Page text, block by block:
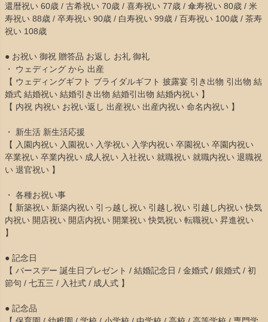
還暦祝い 60歳 / 古希祝い 70歳 / 喜寿祝い 77歳 / 傘寿祝い 80歳 / 米
寿祝い 88歳 / 卒寿祝い 90歳 / 白寿祝い 99歳 / 百寿祝い 100歳 / 茶寿
祝い 108歳
● お祝い 御祝 贈答品 お返し お礼 御礼
・ ウェディング から 出産
【 ウェディングギフト ブライダルギフト 披露宴 引き出物 引出物 結
婚式 結婚祝い 結婚引き出物 結婚引出物 結婚内祝い 】
【 内祝 内祝い お祝い返し 出産祝い 出産内祝い 命名内祝い 】
・ 新生活 新生活応援
【 入園内祝い 入園祝い 入学祝い 入学内祝い 卒園祝い 卒園内祝い
卒業祝い 卒業内祝い 成人祝い 入社祝い 就職祝い 就職内祝い 退職祝
い 退官祝い 】
・ 各種お祝い事
【 新築祝い 新築内祝い 引っ越し祝い 引越し祝い 引越し内祝い 快気
内祝い 開店祝い 開店内祝い 開業祝い 快気祝い 転職祝い 昇進祝い
】
● 記念日
【 バースデー 誕生日プレゼント / 結婚記念日 / 金婚式 / 銀婚式 / 初
節句 / 七五三 / 入社式 / 成人式 】
● 記念品